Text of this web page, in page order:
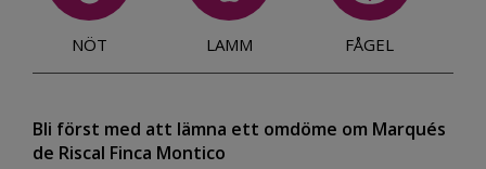
NÖT LAMM FÅGEL
Bli först med att lämna ett omdöme om Marqués
de Riscal Finca Montico